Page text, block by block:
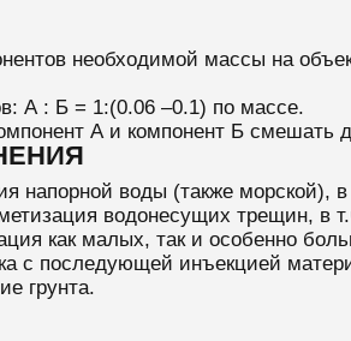
необходимой массы на
А : Б = 1:(0.06 –0.1) по массе.
А и компонент Б смешать
напорной воды (также морской),
водонесущих трещин, в
как малых, так и особенно
с последующей инъекцией
грунта.